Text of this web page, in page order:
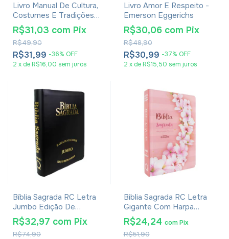
Livro Manual De Cultura,
Costumes E Tradições
Dos Tempos Bíblicos -
Leonardo Andrade
R$31,99 -36% OFF
R$49,90
R$31,03 com Pix
2 x de R$16,00 sem juros
Livro Amor E Respeito -
Emerson Eggerichs
R$30,99 -37% OFF
R$48,90
R$30,06 com Pix
2 x de R$15,50 sem juros
Bíblia Sagrada RC Letra
Jumbo Edição De
Promessas Capa Zíper
Preta
R$74,90
R$32,97 com Pix
Biblia Sagrada RC Letra
Gigante Com Harpa
Avivada E Corinhos Capa
Dura Ramos Flores
R$51,90
R$24,24 com Pix